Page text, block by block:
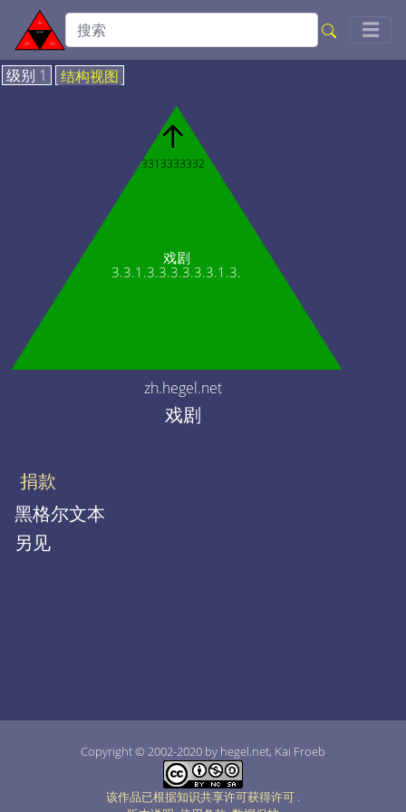
☰
级别 1 结构视图
戏剧
3.3.1.3.3.3.3.3.3.1.3.
↑
3313333332
zh.hegel.net
戏剧
捐款
黑格尔文本
另见
Copyright © 2002-2020 by hegel.net, Kai Froeb
该作品已根据知识共享许可获得许可 .